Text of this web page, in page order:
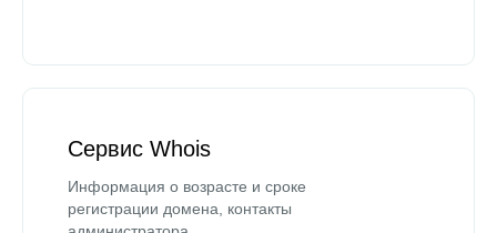
Сервис Whois
Информация о возрасте и сроке
регистрации домена, контакты